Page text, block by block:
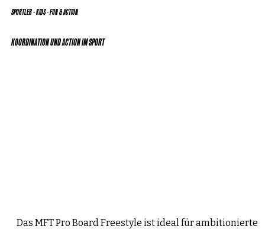
KOORDINATION UND ACTION IM SPORT
Das MFT Pro Board Freestyle ist ideal für ambitionierte
SPORTLER - KIDS - FUN & ACTION